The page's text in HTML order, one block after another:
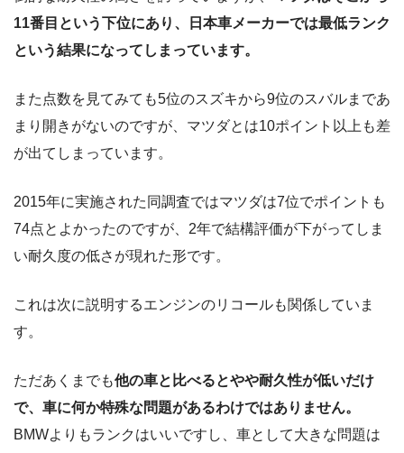
11番目という下位にあり、日本車メーカーでは最低ランク
という結果になってしまっています。
また点数を見てみても5位のスズキから9位のスバルまであ
まり開きがないのですが、マツダとは10ポイント以上も差
が出てしまっています。
2015年に実施された同調査ではマツダは7位でポイントも
74点とよかったのですが、2年で結構評価が下がってしま
い耐久度の低さが現れた形です。
これは次に説明するエンジンのリコールも関係していま
す。
ただあくまでも他の車と比べるとやや耐久性が低いだけ
で、車に何か特殊な問題があるわけではありません。
BMWよりもランクはいいですし、車として大きな問題は